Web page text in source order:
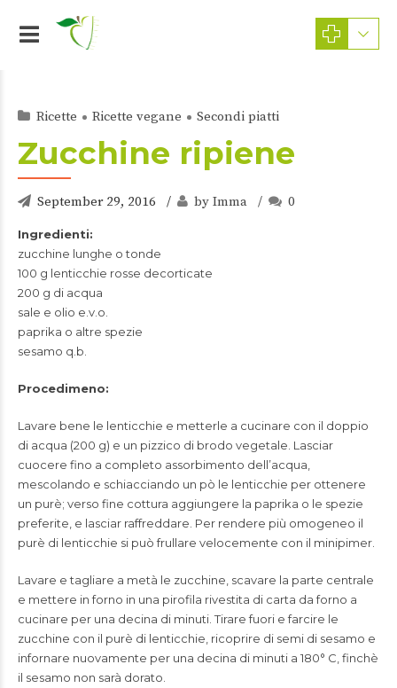
Ricette Ricette vegane Secondi piatti
Zucchine ripiene
September 29, 2016 by Imma 0
Ingredienti:
zucchine lunghe o tonde
100 g lenticchie rosse decorticate
200 g di acqua
sale e olio e.v.o.
paprika o altre spezie
sesamo q.b.
Procedimeno:
Lavare bene le lenticchie e metterle a cucinare con il doppio
di acqua (200 g) e un pizzico di brodo vegetale. Lasciar
cuocere fino a completo assorbimento dell’acqua,
mescolando e schiacciando un pò le lenticchie per ottenere
un purè; verso fine cottura aggiungere la paprika o le spezie
preferite, e lasciar raffreddare. Per rendere più omogeneo il
purè di lenticchie si può frullare velocemente con il minipimer.
Lavare e tagliare a metà le zucchine, scavare la parte centrale
e mettere in forno in una pirofila rivestita di carta da forno a
cucinare per una decina di minuti. Tirare fuori e farcire le
zucchine con il purè di lenticchie, ricoprire di semi di sesamo e
infornare nuovamente per una decina di minuti a 180° C, finchè
il sesamo non sarà dorato.